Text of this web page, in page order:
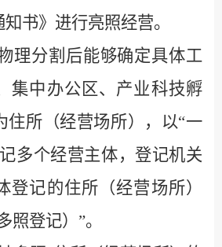
书》进行亮照经营。
理分割后能够确定具体工
集中办公区、产业科技孵
住所（经营场所），以“一
多个经营主体，登记机关
登记的住所（经营场所）
照登记） ”。